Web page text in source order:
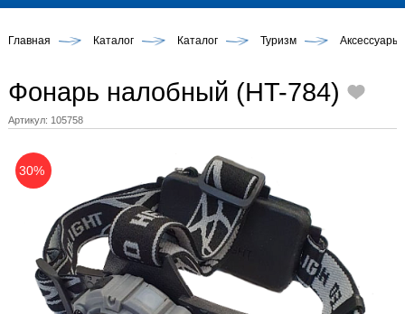
Главная Каталог Каталог Туризм Аксессуары
Фонарь налобный (HT-784)
Артикул: 105758
30%